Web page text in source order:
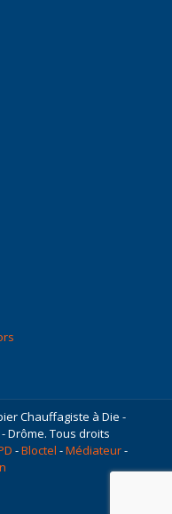
Chauffagiste à Die -
Drôme. Tous droits
-Bloctel -Médiateur-